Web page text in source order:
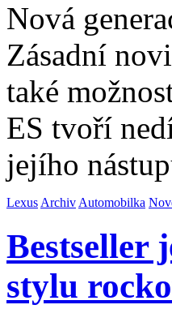
Nová
Zásadní
také
ES tvoří
jejího
Lexus Archiv Automobilka
Bestseller
stylu